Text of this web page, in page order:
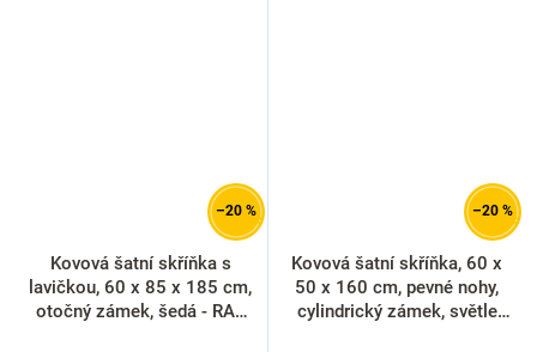
–20 %
Kovová šatní skříňka s
lavičkou, 60 x 85 x 185 cm,
otočný zámek, šedá - RAL
–20 %
Kovová šatní skříňka, 60 x
50 x 160 cm, pevné nohy,
cylindrický zámek, světle